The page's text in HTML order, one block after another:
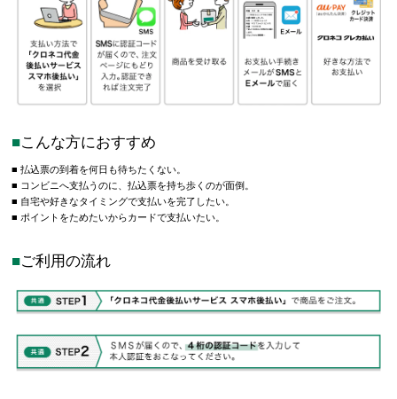
こんな方におすすめ
■ 払込票の到着を何日も待ちたくない。
■ コンビニへ支払うのに、払込票を持ち歩くのが面倒。
■ 自宅や好きなタイミングで支払いを完了したい。
■ ポイントをためたいからカードで支払いたい。
ご利用の流れ